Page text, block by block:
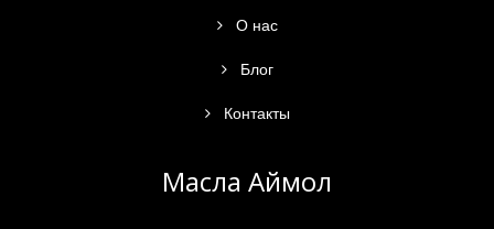
О нас
Блог
Контакты
Масла Аймол